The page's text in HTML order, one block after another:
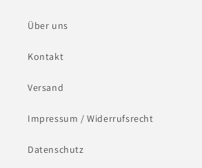
Über uns
Kontakt
Versand
Impressum / Widerrufsrecht
Datenschutz